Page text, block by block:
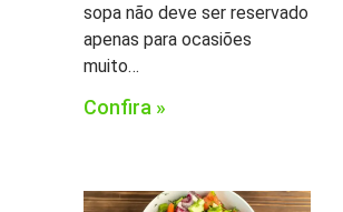
sopa não deve ser reservado
apenas para ocasiões
muito…
Confira »